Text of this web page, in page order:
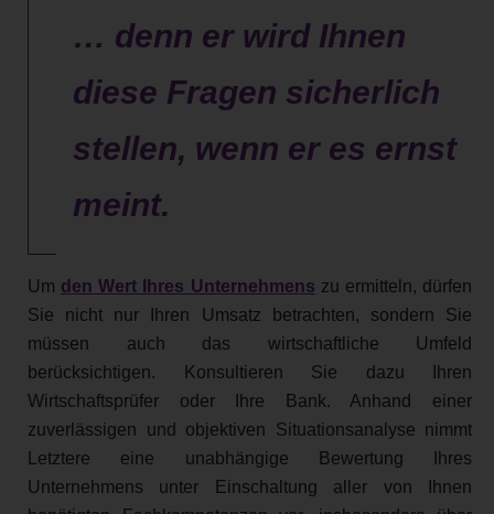
… denn er wird Ihnen
diese Fragen sicherlich
stellen, wenn er es ernst
meint.
Um den Wert Ihres Unternehmens zu ermitteln, dürfen
Sie nicht nur Ihren Umsatz betrachten, sondern Sie
müssen auch das wirtschaftliche Umfeld
berücksichtigen. Konsultieren Sie dazu Ihren
Wirtschaftsprüfer oder Ihre Bank. Anhand einer
zuverlässigen und objektiven Situationsanalyse nimmt
Letztere eine unabhängige Bewertung Ihres
Unternehmens unter Einschaltung aller von Ihnen